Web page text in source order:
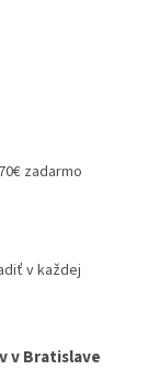
zadarmo
v každej
v Bratislave